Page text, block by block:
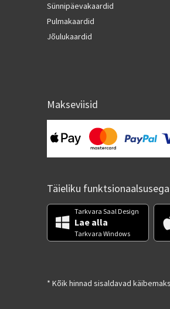
Sünnipäevakaardid
Pulmakaardid
Jõulukaardid
Makseviisid
Täieliku
Tarkvara Saal Design
Lae alla
Tarkvara Windows
* Kõik hinnad sisaldavad